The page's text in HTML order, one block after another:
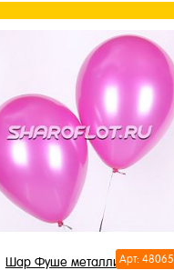
Купить в 1 клик
В избранное
В наличии
Арт: 48065
Шар Фуше металлик 30см